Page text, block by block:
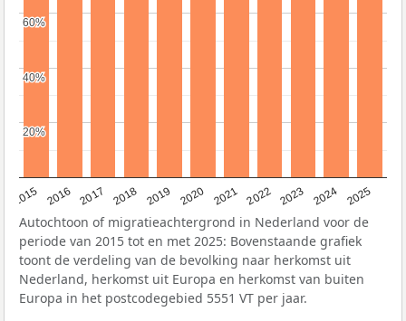
2015 2016 2017 2018 2019 2020 2021 2022 2023 2024 2025
20%
20%
40%
40%
60%
60%
Autochtoon of migratieachtergrond in Nederland voor de
periode van 2015 tot en met 2025: Bovenstaande grafiek
toont de verdeling van de bevolking naar herkomst uit
Nederland, herkomst uit Europa en herkomst van buiten
Europa in het postcodegebied 5551 VT per jaar.